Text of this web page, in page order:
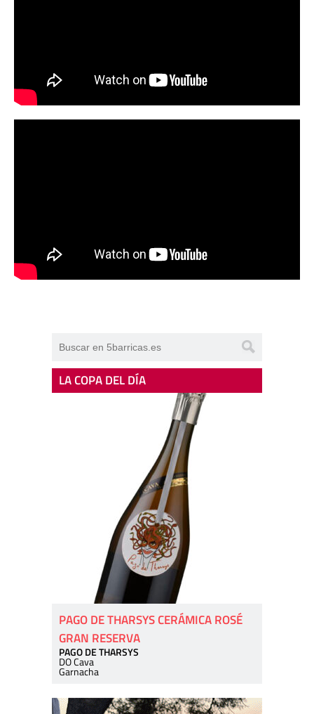
LA COPA DEL DÍA
PAGO DE THARSYS CERÁMICA ROSÉ
GRAN RESERVA
PAGO DE THARSYS
DO Cava
Garnacha